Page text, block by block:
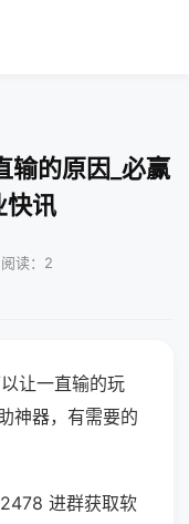
输的原因_必赢
快讯
读：2
让一直输的玩
神器，有需要的
进群获取软